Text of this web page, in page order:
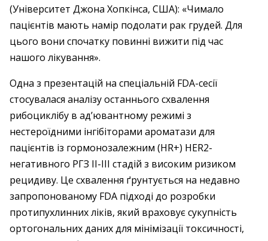
(Університет Джона Хопкінса, США): «Чимало
пацієнтів мають намір подолати рак грудей. Для
цього вони спочатку повинні вижити під час
нашого лікування».
Одна з презентацій на спеціальній FDA-сесії
стосувалася аналізу останнього схвалення
рибоциклібу в ад’ювантному режимі з
нестероїдними інгібіторами ароматази для
пацієнтів із гормонозалежним (HR+) HER2-
негативного РГЗ II-III стадій з високим ризиком
рецидиву. Це схвалення ґрунтується на недавно
запропонованому FDA підході до розробки
протипухлинних ліків, який враховує сукупність
ортогональних даних для мінімізації токсичності,